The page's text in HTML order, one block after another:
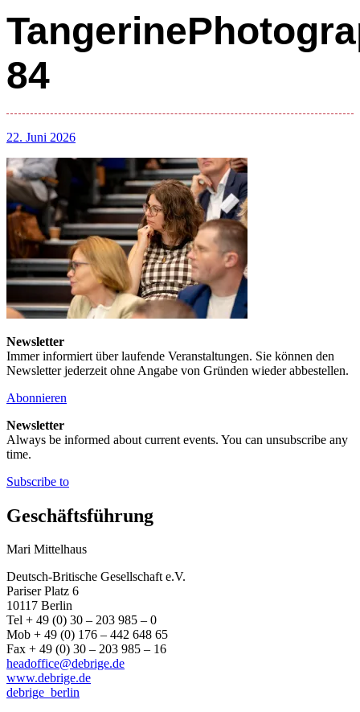
84
22. Juni 2026
Newsletter
Immer informiert über laufende Veranstaltungen. Sie können den
Newsletter jederzeit ohne Angabe von Gründen wieder abbestellen.
Abonnieren
Newsletter
Always be informed about current events. You can unsubscribe any
time.
Subscribe to
Geschäftsführung
Mari Mittelhaus
Deutsch-Britische Gesellschaft e.V.
Pariser Platz 6
10117 Berlin
Tel + 49 (0) 30 – 203 985 – 0
Mob + 49 (0) 176 – 442 648 65
Fax + 49 (0) 30 – 203 985 – 16
headoffice@debrige.de
www.debrige.de
debrige_berlin